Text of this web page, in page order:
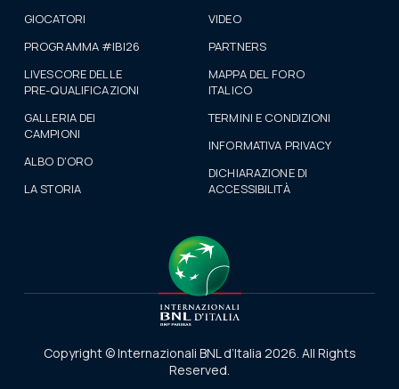
GIOCATORI
PROGRAMMA #IBI26
LIVESCORE DELLE
PRE-QUALIFICAZIONI
GALLERIA DEI
CAMPIONI
ALBO D'ORO
LA STORIA
VIDEO
PARTNERS
MAPPA DEL FORO
ITALICO
TERMINI E CONDIZIONI
INFORMATIVA PRIVACY
DICHIARAZIONE DI
ACCESSIBILITÀ
Copyright © Internazionali BNL d’Italia 2026. All Rights
Reserved.